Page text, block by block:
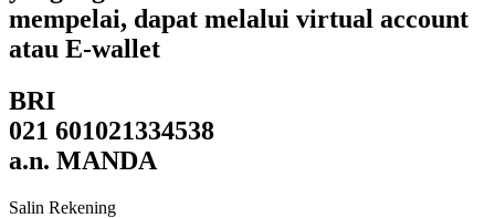
mempelai, dapat melalui virtual account
atau E-wallet
BRI
021 601021334538
a.n. MANDA
Salin Rekening